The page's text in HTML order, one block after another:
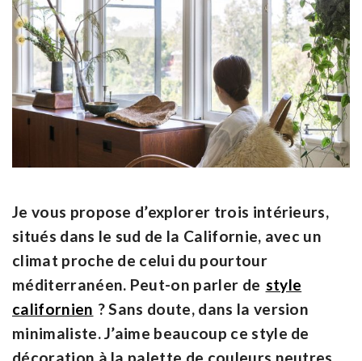
Je vous propose d’explorer trois intérieurs,
situés dans le sud de la Californie, avec un
climat proche de celui du pourtour
méditerranéen. Peut-on parler de style
californien ? Sans doute, dans la version
minimaliste. J’aime beaucoup ce style de
décoration à la palette de couleurs neutres